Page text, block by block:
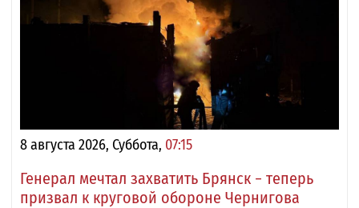
8 августа 2026, Суббота, 07:15
Генерал мечтал захватить Брянск − теперь
призвал к круговой обороне Чернигова